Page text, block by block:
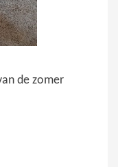
de zomer